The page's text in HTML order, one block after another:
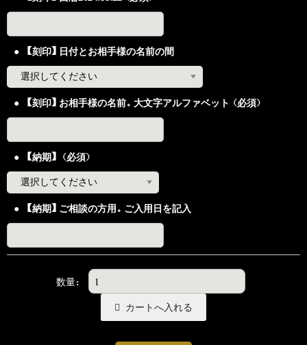
【刻印】日付とお相手様の名前の間
【刻印】お相手様の名前。大文字アルファベット（必須）
【納期】（必須）
【納期】ご相談の方用。ご入用日を記入
数量：